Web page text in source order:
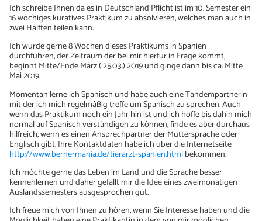
Ich schreibe Ihnen da es in Deutschland Pflicht ist im 10. Semester ein
16 wöchiges kuratives Praktikum zu absolvieren, welches man auch in
zwei Hälften teilen kann.
Ich würde gerne 8 Wochen dieses Praktikums in Spanien
durchführen, der Zeitraum der bei mir hierfür in Frage kommt,
beginnt Mitte/Ende März ( 25.03.) 2019 und ginge dann bis ca. Mitte
Mai 2019.
Momentan lerne ich Spanisch und habe auch eine Tandempartnerin
mit der ich mich regelmäßig treffe um Spanisch zu sprechen. Auch
wenn das Praktikum noch ein Jahr hin ist und ich hoffe bis dahin mich
normal auf Spanisch verständigen zu können, finde es aber durchaus
hilfreich, wenn es einen Ansprechpartner der Muttersprache oder
Englisch gibt. Ihre Kontaktdaten habe ich über die Internetseite
http://www.bernermania.de/tierarzt-spanien.htmlbekommen.
Ich möchte gerne das Leben im Land und die Sprache besser
kennenlernen und daher gefällt mir die Idee eines zweimonatigen
Auslandssemesters ausgesprochen gut.
Ich freue mich von Ihnen zu hören, wenn Sie Interesse haben und die